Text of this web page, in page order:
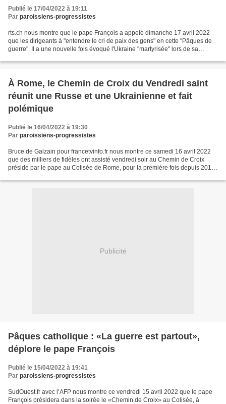
Publié le 17/04/2022 à 19:11
Par paroissiens-progressistes
rts.ch nous montre que le pape François a appelé dimanche 17 avril 2022
que les dirigeants à "entendre le cri de paix des gens" en cette "Pâques de
guerre". Il a une nouvelle fois évoqué l'Ukraine "martyrisée" lors de sa
À Rome, le Chemin de Croix du Vendredi saint
réunit une Russe et une Ukrainienne et fait
polémique
Publié le 16/04/2022 à 19:30
Par paroissiens-progressistes
Bruce de Galzain pour francetvinfo.fr nous montre ce samedi 16 avril 2022
que des milliers de fidèles ont assisté vendredi soir au Chemin de Croix
présidé par le pape au Colisée de Rome, pour la première fois depuis 2019.
Publicité
Pâques catholique : «La guerre est partout»,
déplore le pape François
Publié le 15/04/2022 à 19:41
Par paroissiens-progressistes
SudOuest.fr avec l’AFP nous montre ce vendredi 15 avril 2022 que le pape
François présidera dans la soirée le «Chemin de Croix» au Colisée, à